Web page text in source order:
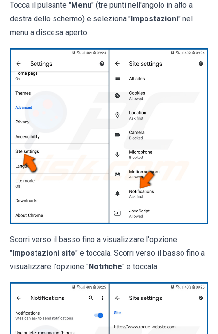
Tocca il pulsante "Menu" (tre punti nell'angolo in alto a
destra dello schermo) e seleziona "Impostazioni" nel
menu a discesa aperto.
Scorri verso il basso fino a visualizzare l'opzione
" Impostazioni sito" e toccala. Scorri verso il basso fino a
visualizzare l'opzione "Notifiche" e toccala.